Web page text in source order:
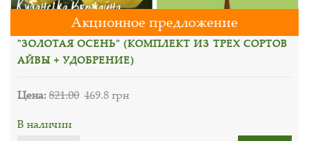
Акционное предложение
"ЗОЛОТАЯ ОСЕНЬ" (КОМПЛЕКТ ИЗ ТРЕХ СОРТОВ
АЙВЫ + УДОБРЕНИЕ)
Цена:821.00 469.8 грн
В наличии